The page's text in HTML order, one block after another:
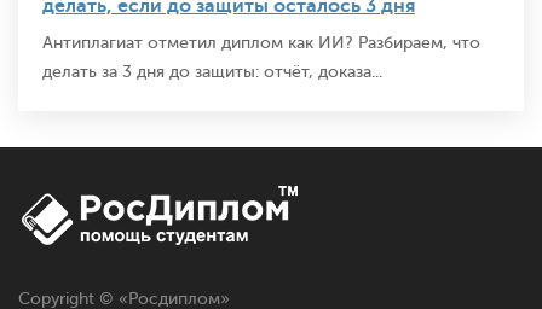
делать, если до защиты осталось 3 дня
Антиплагиат отметил диплом как ИИ? Разбираем, что
делать за 3 дня до защиты: отчёт, доказа...
Copyright © « Росдиплом»